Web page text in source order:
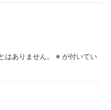
はありません。 ※ が付いてい